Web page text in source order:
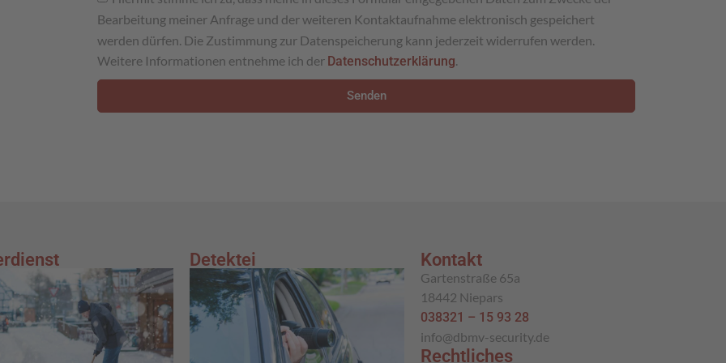
Bearbeitung meiner Anfrage und der weiteren Kontaktaufnahme elektronisch gespeichert
werden dürfen. Die Zustimmung zur Datenspeicherung kann jederzeit widerrufen werden.
Weitere Informationen entnehme ich der Datenschutzerklärung
Senden
Detektei Kontakt
Gartenstraße 65a
18442 Niepars
038321 – 15 93 28
info@dbmv-security.de
Rechtliches